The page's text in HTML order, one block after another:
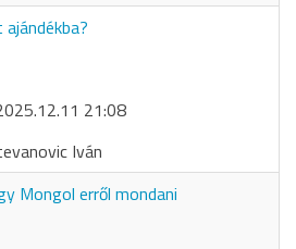
21:08
Iván
Mongol erről mondani